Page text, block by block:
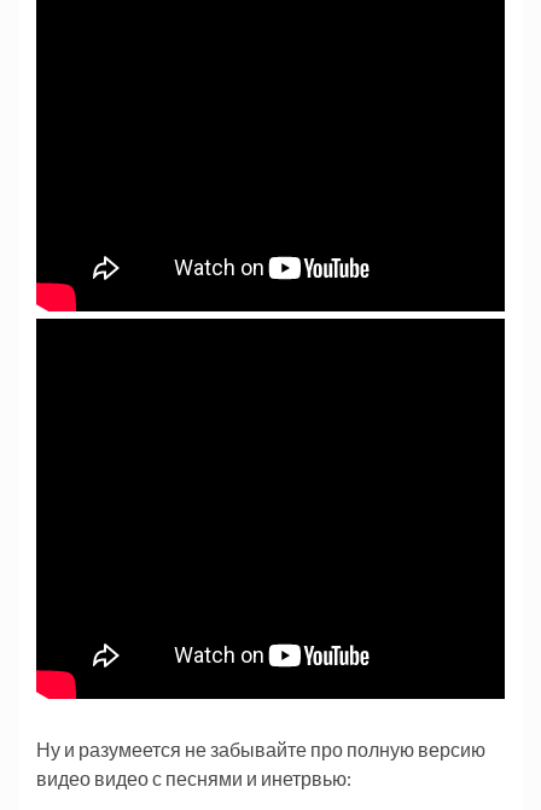
Ну и разумеется не забывайте про полную версию
видео видео с песнями и инетрвью: